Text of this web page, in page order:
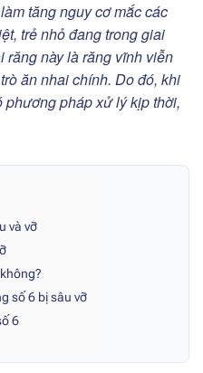
tăng nguy cơ mắc các
trẻ nhỏ đang trong giai
răng này là răng vĩnh viễn
ăn nhai chính. Do đó, khi
phương pháp xử lý kịp thời,
và vỡ
số 6 bị sâu vỡ
6